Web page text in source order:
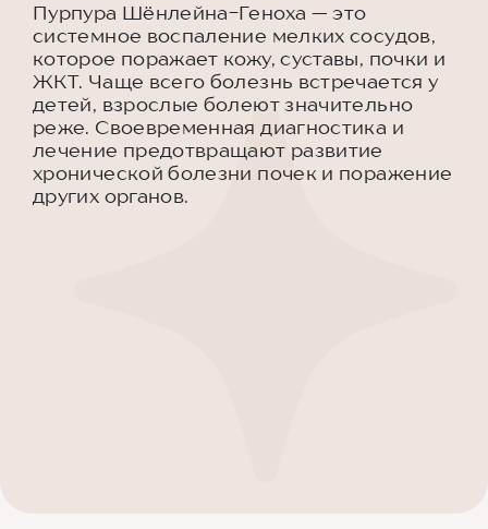
Пурпура Шёнлейна-Геноха — это
системное воспаление мелких сосудов,
которое поражает кожу, суставы, почки и
ЖКТ. Чаще всего болезнь встречается у
детей, взрослые болеют значительно
реже. Своевременная диагностика и
лечение предотвращают развитие
хронической болезни почек и поражение
других органов.